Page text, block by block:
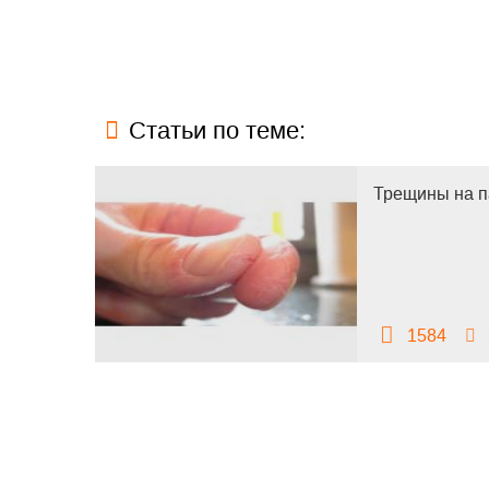
Статьи по теме:
Трещины на
1584